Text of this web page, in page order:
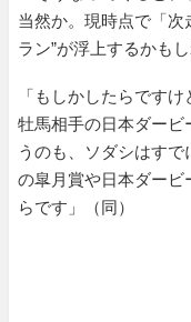
当然か。現時点で「次
ラン”が浮上するかも
「もしかしたらです
牡馬相手の日本ダービ
うのも、ソダシはす
の皐月賞や日本ダー
らです」（同）